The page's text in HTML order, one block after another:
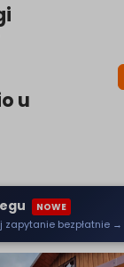
u
NOWE
zapytanie bezpłatnie →